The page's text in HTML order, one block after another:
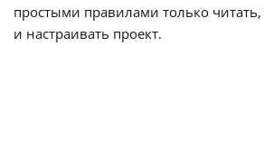
простыми правилами только
и настраивать проект.